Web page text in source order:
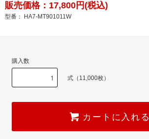
販売価格：17,800円(税込)
型番： HA7-MT901011W
購入数
式（11,000枚）
カートに入れる